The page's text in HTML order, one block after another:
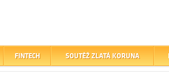
FINTECH SOUTĚŽ ZLATÁ KORUNA